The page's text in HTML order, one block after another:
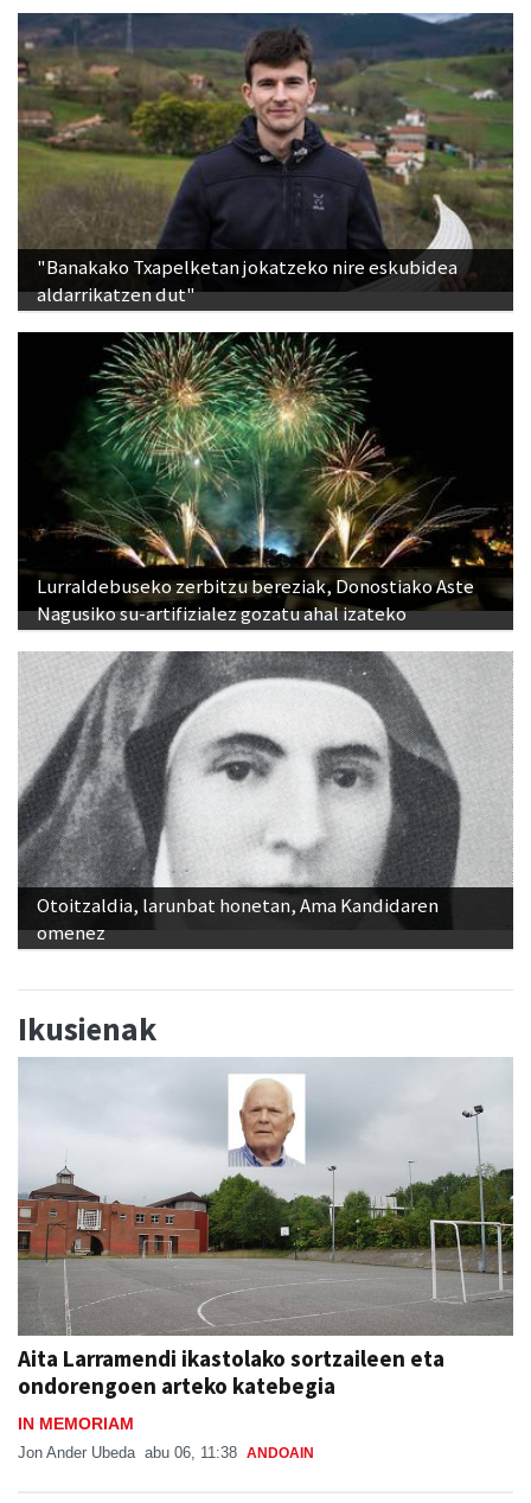
"Banakako Txapelketan jokatzeko nire eskubidea
aldarrikatzen dut"
Lurraldebuseko zerbitzu bereziak, Donostiako Aste
Nagusiko su-artifizialez gozatu ahal izateko
Otoitzaldia, larunbat honetan, Ama Kandidaren
omenez
Ikusienak
Aita Larramendi ikastolako sortzaileen eta
ondorengoen arteko katebegia
IN MEMORIAM
Jon Ander Ubeda abu 06, 11:38 ANDOAIN